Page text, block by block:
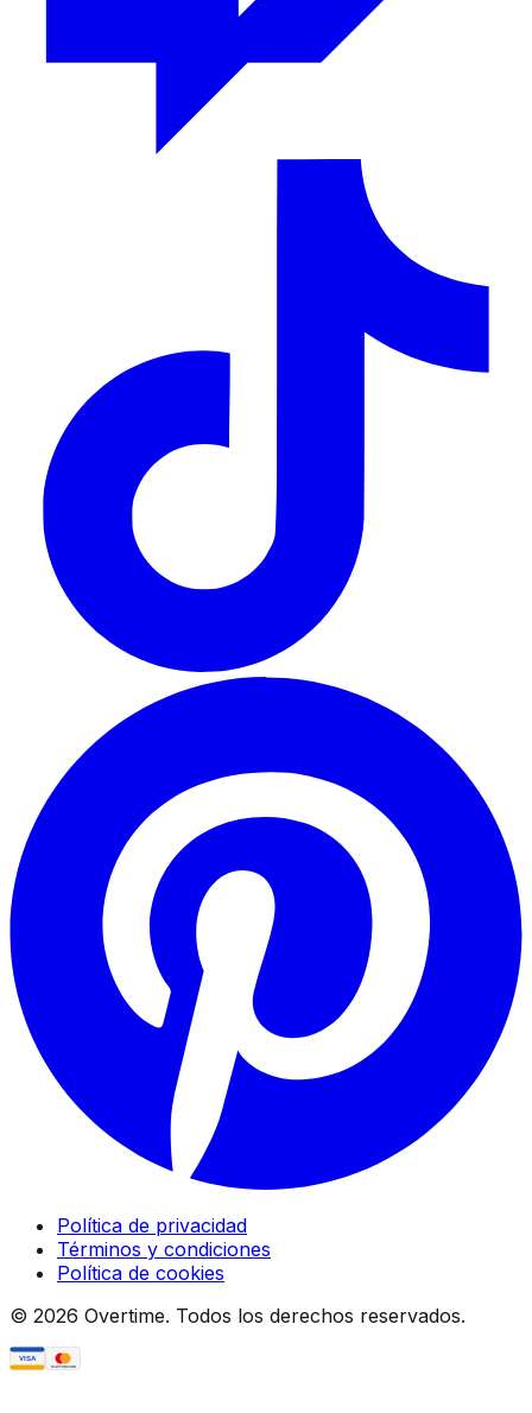
Política de privacidad
Términos y condiciones
Política de cookies
© 2026 Overtime. Todos los derechos reservados.